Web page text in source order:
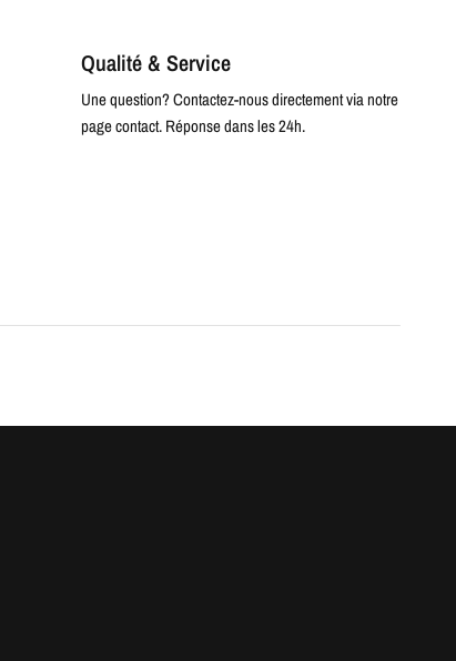
Qualité & Service
Une question? Contactez-nous directement via notre
page contact. Réponse dans les 24h.